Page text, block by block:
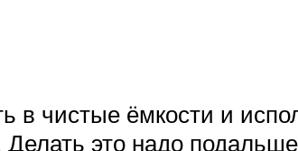
чистые ёмкости и
это надо подальше